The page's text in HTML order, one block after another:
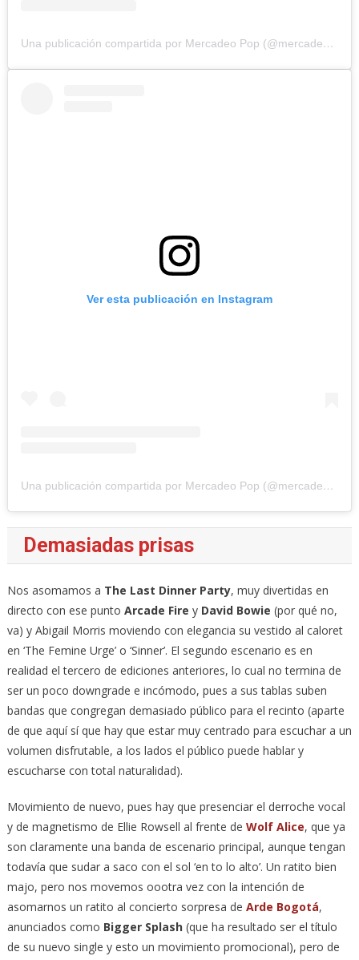
Una publicación compartida por Mercadeo Pop (@mercadeo_pop)
Ver esta publicación en Instagram
Una publicación compartida por Mercadeo Pop (@mercadeo_pop)
Demasiadas prisas
Nos asomamos a The Last Dinner Party, muy divertidas en
directo con ese punto Arcade Fire y David Bowie (por qué no,
va) y Abigail Morris moviendo con elegancia su vestido al caloret
en ‘The Femine Urge’ o ‘Sinner’. El segundo escenario es en
realidad el tercero de ediciones anteriores, lo cual no termina de
ser un poco downgrade e incómodo, pues a sus tablas suben
bandas que congregan demasiado público para el recinto (aparte
de que aquí sí que hay que estar muy centrado para escuchar a un
volumen disfrutable, a los lados el público puede hablar y
escucharse con total naturalidad).
Movimiento de nuevo, pues hay que presenciar el derroche vocal
y de magnetismo de Ellie Rowsell al frente de Wolf Alice, que ya
son claramente una banda de escenario principal, aunque tengan
todavía que sudar a saco con el sol ‘en to lo alto’. Un ratito bien
majo, pero nos movemos oootra vez con la intención de
asomarnos un ratito al concierto sorpresa de Arde Bogotá,
anunciados como Bigger Splash(que ha resultado ser el título
de su nuevo single y esto un movimiento promocional), pero de